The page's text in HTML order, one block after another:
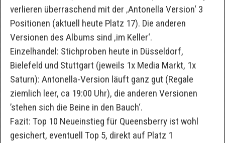
verlieren überraschend mit der ‚Antonella Version‘ 3
Positionen (aktuell heute Platz 17). Die anderen
Versionen des Albums sind ‚im Keller‘.
Einzelhandel: Stichproben heute in Düsseldorf,
Bielefeld und Stuttgart (jeweils 1x Media Markt, 1x
Saturn): Antonella-Version läuft ganz gut (Regale
ziemlich leer, ca 19:00 Uhr), die anderen Versionen
’stehen sich die Beine in den Bauch‘.
Fazit: Top 10 Neueinstieg für Queensberry ist wohl
gesichert, eventuell Top 5, direkt auf Platz 1